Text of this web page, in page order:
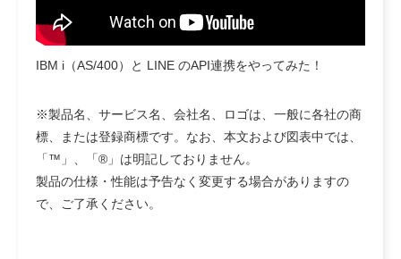
IBM i（AS/400）と LINE のAPI連携をやってみた！
※製品名、サービス名、会社名、ロゴは、一般に各社の商
標、または登録商標です。なお、本文および図表中では、
「™」、「®」は明記しておりません。
製品の仕様・性能は予告なく変更する場合がありますの
で、ご了承ください。